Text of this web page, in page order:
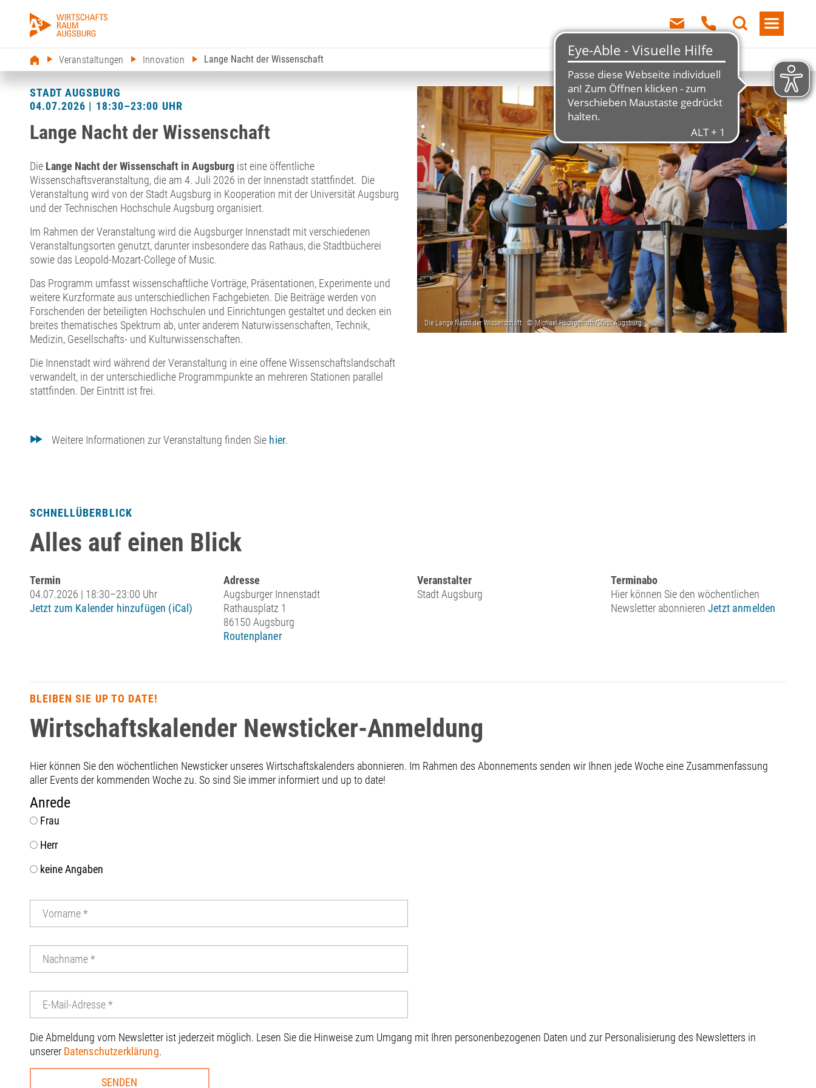
Veranstaltungen Innovation Lange Nacht der Wissenschaft
STADT AUGSBURG
04.07.2026 | 18:30–23:00 UHR
Lange Nacht der Wissenschaft
Die Lange Nacht der Wissenschaft in Augsburgist eine öffentliche
Wissenschaftsveranstaltung, die am 4. Juli 2026 in der Innenstadt stattfindet. Die
Veranstaltung wird von der Stadt Augsburg in Kooperation mit der Universität Augsburg
und der Technischen Hochschule Augsburg organisiert.
Im Rahmen der Veranstaltung wird die Augsburger Innenstadt mit verschiedenen
Veranstaltungsorten genutzt, darunter insbesondere das Rathaus, die Stadtbücherei
sowie das Leopold-Mozart-College of Music.
Das Programm umfasst wissenschaftliche Vorträge, Präsentationen, Experimente und
weitere Kurzformate aus unterschiedlichen Fachgebieten. Die Beiträge werden von
Forschenden der beteiligten Hochschulen und Einrichtungen gestaltet und decken ein
breites thematisches Spektrum ab, unter anderem Naturwissenschaften, Technik,
Medizin, Gesellschafts- und Kulturwissenschaften.
Die Innenstadt wird während der Veranstaltung in eine offene Wissenschaftslandschaft
verwandelt, in der unterschiedliche Programmpunkte an mehreren Stationen parallel
stattfinden. Der Eintritt ist frei.
Weitere Informationen zur Veranstaltung finden Sie hier.
SCHNELLÜBERBLICK
Alles auf einen Blick
Termin
04.07.2026 | 18:30–23:00 Uhr
Jetzt zum Kalender hinzufügen (iCal)
Adresse
Augsburger Innenstadt
Rathausplatz 1
86150 Augsburg
Routenplaner
Veranstalter
Stadt Augsburg
Terminabo
Hier können Sie den wöchentlichen
Newsletter abonnierenJetzt anmelden
BLEIBEN SIE UP TO DATE!
Wirtschaftskalender Newsticker-Anmeldung
Hier können Sie den wöchentlichen Newsticker unseres Wirtschaftskalenders abonnieren. Im Rahmen des Abonnements senden wir Ihnen jede Woche eine Zusammenfassung
aller Events der kommenden Woche zu. So sind Sie immer informiert und up to date!
Anrede
Frau
Herr
keine Angaben
Die Abmeldung vom Newsletter ist jederzeit möglich. Lesen Sie die Hinweise zum Umgang mit Ihren personenbezogenen Daten und zur Personalisierung des Newsletters in
unserer Datenschutzerklärung.